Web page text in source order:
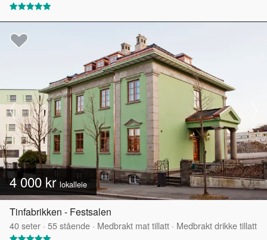
4 000 krlokalleie
Tinfabrikken - Festsalen
40seter · 55stående · Medbrakt mat tillatt · Medbrakt drikke tillatt